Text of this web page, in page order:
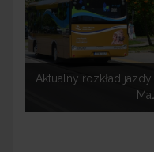
Aktualny rozkład